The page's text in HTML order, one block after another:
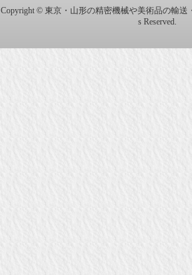
Copyright © 東京・山形の精密機械や美術品の輸
s Reserved.